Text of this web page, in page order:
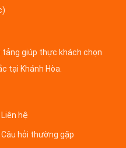
tảng giúp thực khách chọn
tại Khánh Hòa.
Liên hệ
Câu hỏi thường gặp